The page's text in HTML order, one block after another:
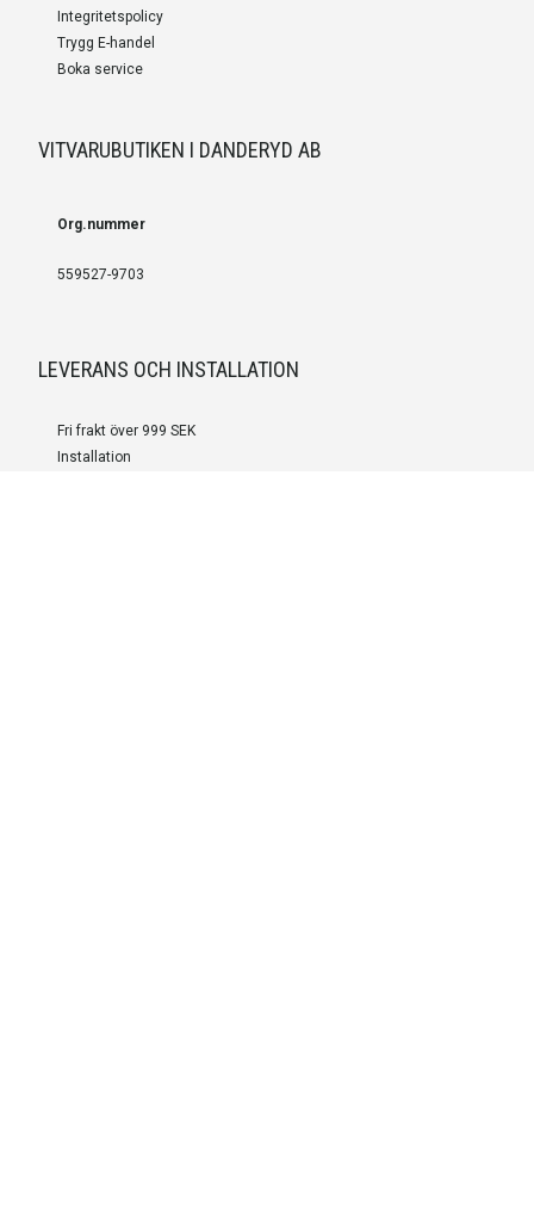
Integritetspolicy
Trygg E-handel
Boka service
VITVARUBUTIKEN I DANDERYD AB
Org.nummer
559527-9703
LEVERANS OCH INSTALLATION
Fri frakt över 999 SEK
Installation